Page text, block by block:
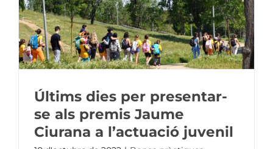
Últims dies per presentar-
se als premis Jaume
Ciurana a l’actuació juvenil